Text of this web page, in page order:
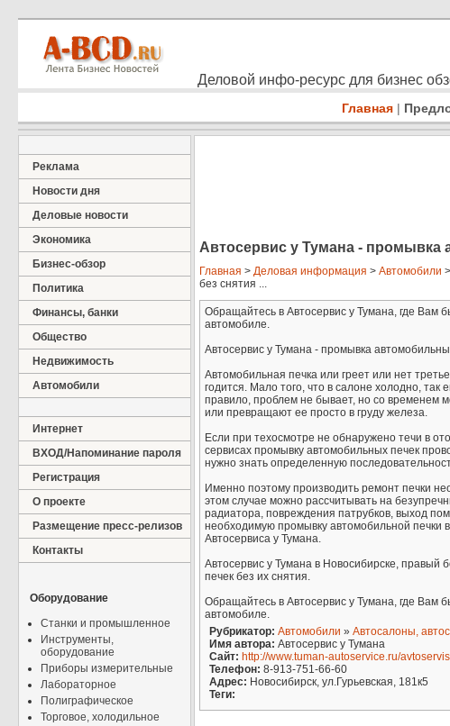
Деловой инфо-ресурс для бизнес
Главная |
Реклама
Новости дня
Деловые новости
Экономика
Бизнес-обзор
Политика
Финансы, банки
Общество
Недвижимость
Автомобили
Интернет
ВХОД/Напоминание пароля
Регистрация
О проекте
Размещение пресс-релизов
Контакты
Оборудование
Станки и промышленное
Инструменты,
оборудование
Приборы измерительные
Лабораторное
Полиграфическое
Торговое, холодильное
Автосервис у Тумана - промывка
Главная > Деловая информация > Автомобили >
без снятия ...
Обращайтесь в Автосервис у Тумана, где Вам
автомобиле.
Автосервис у Тумана - промывка
Автомобильная печка или греет или нет
годится. Мало того, что в салоне холодно,
правило, проблем не бывает, но со временем
или превращают ее просто в груду железа.
Если при техосмотре не обнаружено течи в
сервисах промывку автомобильных печек
нужно знать определенную
Именно поэтому производить ремонт печки
этом случае можно рассчитывать на
радиатора, повреждения патрубков, выход
необходимую промывку автомобильной печки
Автосервиса у Тумана.
Автосервис у Тумана в Новосибирске, правый
печек без их снятия.
Обращайтесь в Автосервис у Тумана, где Вам
автомобиле.
Рубрикатор: Автомобили » Автосалоны,
Имя автора: Автосервис у Тумана
Сайт: http://www.tuman-autoservice.ru/
Телефон: 8-913-751-66-60
Адрес: Новосибирск, ул.Гурьевская, 181к5
Теги: